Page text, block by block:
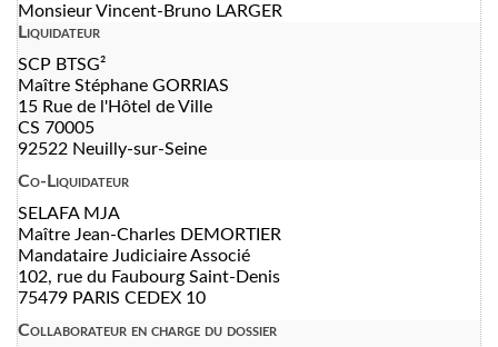
Monsieur Vincent-Bruno LARGER
Liquidateur
SCP BTSG²
Maître Stéphane GORRIAS
15 Rue de l'Hôtel de Ville
CS 70005
92522 Neuilly-sur-Seine
Co-Liquidateur
SELAFA MJA
Maître Jean-Charles DEMORTIER
Mandataire Judiciaire Associé
102, rue du Faubourg Saint-Denis
75479 PARIS CEDEX 10
Collaborateur en charge du dossier